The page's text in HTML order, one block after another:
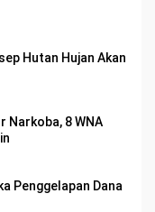
Hutan Hujan Akan
Narkoba, 8 WNA
Penggelapan Dana